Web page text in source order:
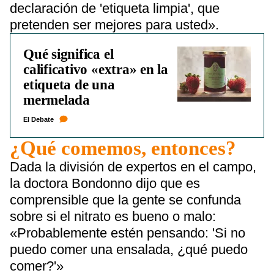
declaración de 'etiqueta limpia', que
pretenden ser mejores para usted».
Qué significa el
calificativo «extra» en la
etiqueta de una
mermelada
El Debate
¿Qué comemos, entonces?
Dada la división de expertos en el campo,
la doctora Bondonno dijo que es
comprensible que la gente se confunda
sobre si el nitrato es bueno o malo:
«Probablemente estén pensando: 'Si no
puedo comer una ensalada, ¿qué puedo
comer?'»